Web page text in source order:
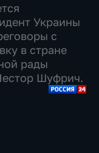
Украины
с
в стране
рады
Шуфрич.